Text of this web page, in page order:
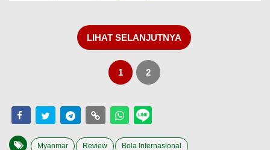
LIHAT SELANJUTNYA
1 2
Myanmar Review Bola Internasional